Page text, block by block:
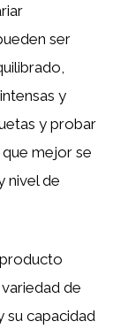
ser
y
y probar
mejor se
nivel de
de
su capacidad